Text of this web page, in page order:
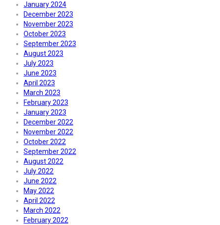
January 2024
December 2023
November 2023
October 2023
September 2023
August 2023
July 2023
June 2023
April 2023
March 2023
February 2023
January 2023
December 2022
November 2022
October 2022
September 2022
August 2022
July 2022
June 2022
May 2022
April 2022
March 2022
February 2022